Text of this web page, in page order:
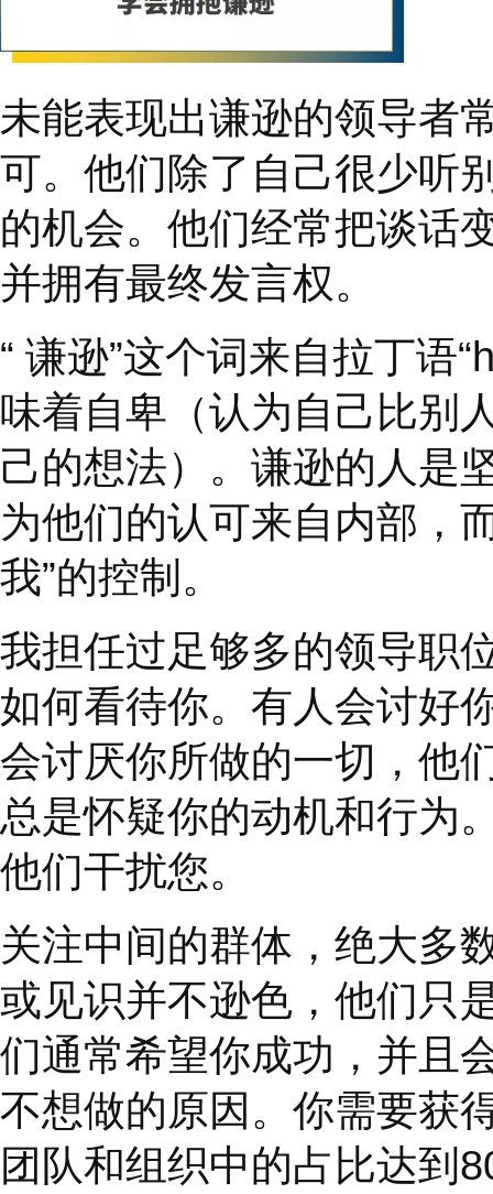
在管理混乱到领导成
克林柯维通过多年的
何崛起，以及如何作
运用这30个领导力挑
方式。
未能表现出谦逊的领
可。他们除了自己很
的机会。他们经常把
并拥有最终发言权。
“ 谦逊” 这个词来自拉
味着自卑（认为自己
己的想法）。谦逊的
为他们的认可来自内
我”的控制。